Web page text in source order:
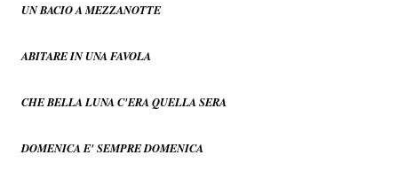
UN BACIO A MEZZANOTTE
ABITARE IN UNA FAVOLA
CHE BELLA LUNA C'ERA QUELLA SERA
DOMENICA E' SEMPRE DOMENICA